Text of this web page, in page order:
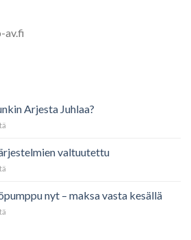
av.fi
Arjesta Juhlaa?
sinunkin
Arjesta
valtuutettu
nyt – maksa vasta kesällä